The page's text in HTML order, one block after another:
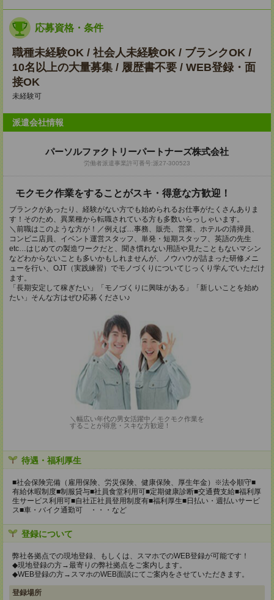
応募資格・条件
職種未経験OK / 社会人未経験OK / ブランクOK /
10名以上の大量募集 / 履歴書不要 / WEB登録・面
接OK
未経験可
派遣会社情報
パーソルファクトリーパートナーズ株式会社
労働者派遣事業許可番号:派27-300523
モクモク作業をすることがスキ・得意な方歓迎！
ブランクがあったり、経験がない方でも始められるお仕事がたくさんありま
す！そのため、異業種から転職されている方も多数いらっしゃいます。
＼前職はこのような方が！／例えば…事務、販売、営業、ホテルの清掃員、
コンビニ店員、イベント運営スタッフ、単発・短期スタッフ、英語の先生
etc…はじめての製造ワークだと、聞き慣れない用語や見たこともないマシン
などわからないことも多いかもしれませんが、ノウハウが詰まった研修メニ
ューを行い、OJT（実践練習）でモノづくりについてじっくり学んでいただけ
ます。
「長期安定して稼ぎたい」「モノづくりに興味がある」「新しいことを始め
たい」そんな方はぜひ応募ください♪
＼幅広い年代の男女活躍中／モクモク作業を
することが得意・スキな方歓迎！
待遇・福利厚生
■社会保険完備（雇用保険、労災保険、健康保険、厚生年金）※法令順守■
有給休暇制度■制服貸与■社員食堂利用可■定期健康診断■交通費支給■福利厚
生サービス利用可■自社正社員登用制度有■福利厚生■日払い・週払いサービ
ス■車・バイク通勤可 ・・・など
登録について
弊社各拠点での現地登録、もしくは、スマホでのWEB登録が可能です！
◆現地登録の方→最寄りの弊社拠点をご案内します。
◆WEB登録の方→スマホのWEB面談にてご案内をさせていただきます。
登録場所